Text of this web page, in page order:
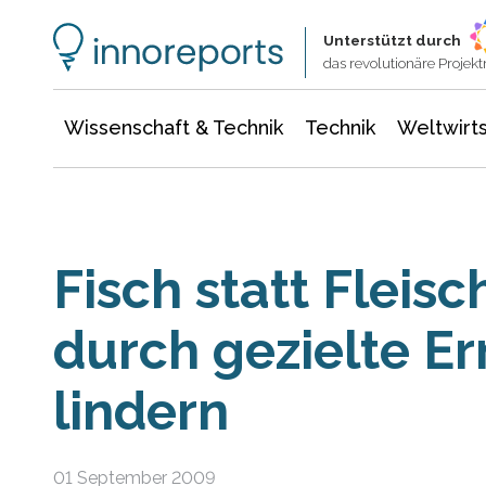
Unterstützt durch
das revolutionäre
Wissenschaft & Technik Technik
Fisch statt
durch gezielte
lindern
01 September 2009